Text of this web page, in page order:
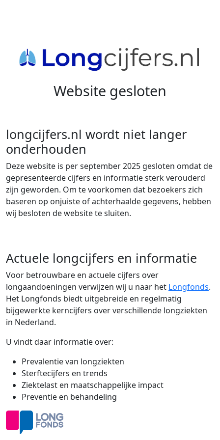
Website gesloten
longcijfers.nl wordt niet langer
onderhouden
Deze website is per september 2025 gesloten omdat de
gepresenteerde cijfers en informatie sterk verouderd
zijn geworden. Om te voorkomen dat bezoekers zich
baseren op onjuiste of achterhaalde gegevens, hebben
wij besloten de website te sluiten.
Actuele longcijfers en informatie
Voor betrouwbare en actuele cijfers over
longaandoeningen verwijzen wij u naar het Longfonds.
Het Longfonds biedt uitgebreide en regelmatig
bijgewerkte kerncijfers over verschillende longziekten
in Nederland.
U vindt daar informatie over:
Prevalentie van longziekten
Sterftecijfers en trends
Ziektelast en maatschappelijke impact
Preventie en behandeling